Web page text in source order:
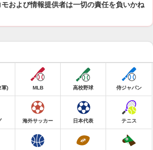
および情報提供者は一切の責任を負いかね
軍) MLB 高校野球 侍ジャパン
海外サッカー 日本代表 テニス